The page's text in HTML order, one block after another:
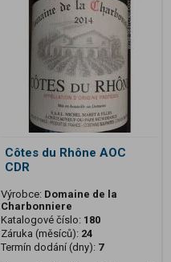
Côtes du Rhône AOC
CDR
Výrobce: Domaine de la
Charbonniere
Katalogové číslo: 180
Záruka (měsíců): 24
Termín dodání (dny): 7